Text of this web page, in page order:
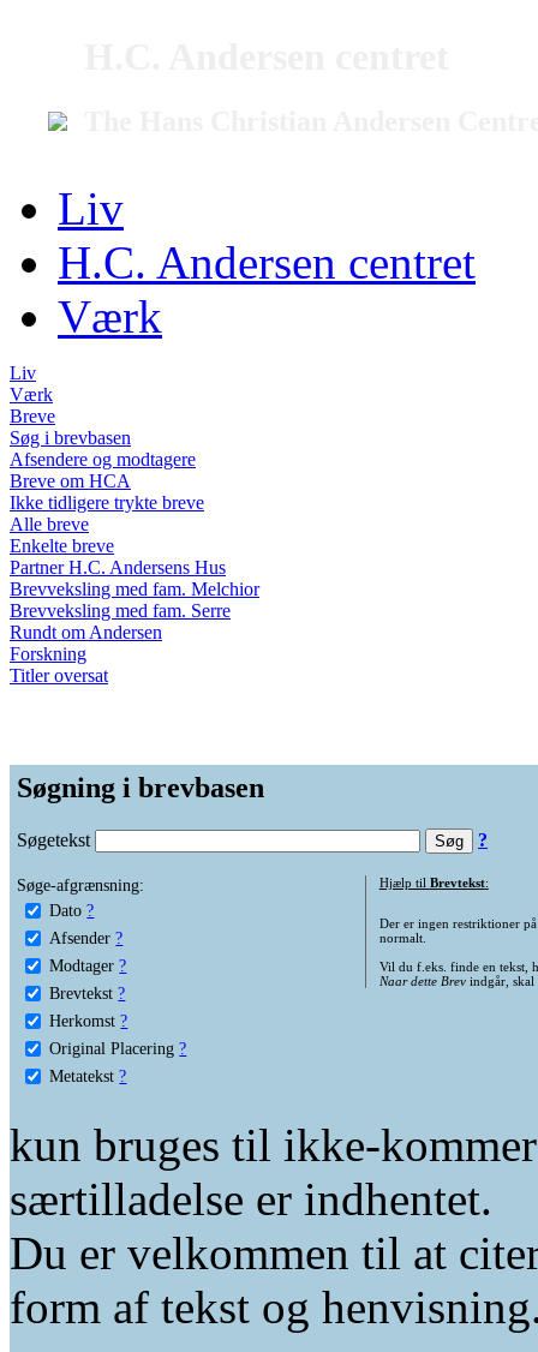
Liv
H.C. Andersen centret
Værk
Liv
Værk
Breve
Søg i brevbasen
Afsendere og modtagere
Breve om HCA
Ikke tidligere trykte breve
Alle breve
Enkelte breve
Partner H.C. Andersens Hus
Brevveksling med fam. Melchior
Brevveksling med fam. Serre
Rundt om Andersen
Forskning
Titler oversat
Søgning i brevbasen
Søgetekst ?
Søge-afgrænsning:
Dato ?
Afsender ?
Modtager ?
Brevtekst ?
Herkomst ?
Original Placering ?
Metatekst ?
Hjælp til Brevtekst:
Der er ingen restriktioner
normalt.
Vil du f.eks. finde en tekst,
Naar dette Brevindgår, skal
kun bruges til ikke-
særtilladelse er indhentet.
Du er velkommen til at
form af tekst og